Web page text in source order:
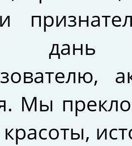
дань
Мы